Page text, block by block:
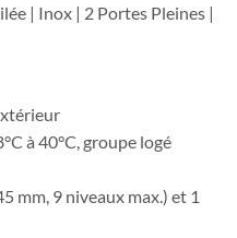
| Inox | 2 Portes Pleines |
à 40°C, groupe logé
mm, 9 niveaux max.) et 1